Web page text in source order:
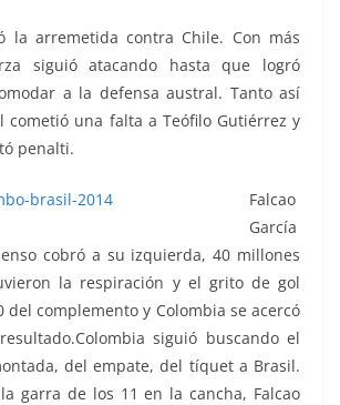
la arremetida contra Chile. Con más
siguió atacando hasta que logró
a la defensa austral. Tanto así
cometió una falta a Teófilo Gutiérrez y
penalti.
Falcao
García
cobró a su izquierda, 40 millones
la respiración y el grito de gol
del complemento y Colombia se acercó
siguió buscando el
del empate, del tíquet a Brasil.
garra de los 11 en la cancha, Falcao